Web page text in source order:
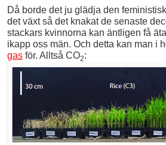
Då borde det ju glädja den
det växt så det knakat de senaste
stackars kvinnorna kan äntligen få
ikapp oss män. Och detta kan man i
gas för. Alltså CO2: